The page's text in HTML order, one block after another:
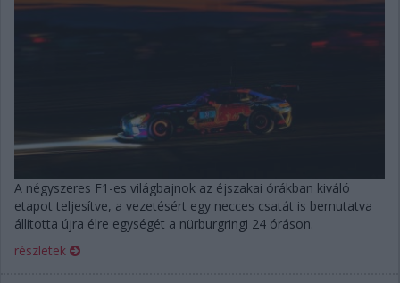
A négyszeres F1-es világbajnok az éjszakai órákban kiváló
etapot teljesítve, a vezetésért egy necces csatát is bemutatva
állította újra élre egységét a nürburgringi 24 óráson.
részletek